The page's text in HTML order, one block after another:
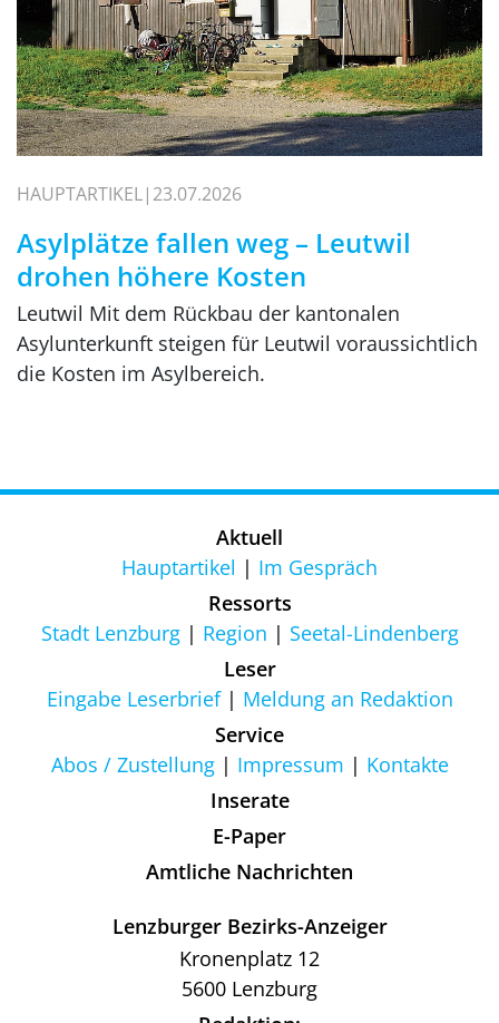
HAUPTARTIKEL 23.07.2026
Asylplätze fallen weg – Leutwil
drohen höhere Kosten
Leutwil Mit dem Rückbau der kantonalen
Asylunterkunft steigen für Leutwil voraussichtlich
die Kosten im Asylbereich.
Aktuell
Hauptartikel
Im Gespräch
Ressorts
Stadt Lenzburg
Region
Seetal-Lindenberg
Leser
Eingabe Leserbrief
Meldung an Redaktion
Service
Abos / Zustellung
Impressum
Kontakte
Inserate
E-Paper
Amtliche Nachrichten
Lenzburger Bezirks-Anzeiger
Kronenplatz 12
5600 Lenzburg